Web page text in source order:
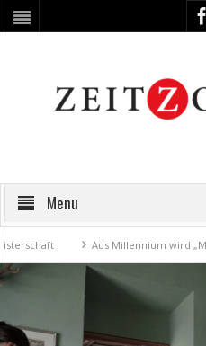
Menu
Aus Millennium wird „MariShe“